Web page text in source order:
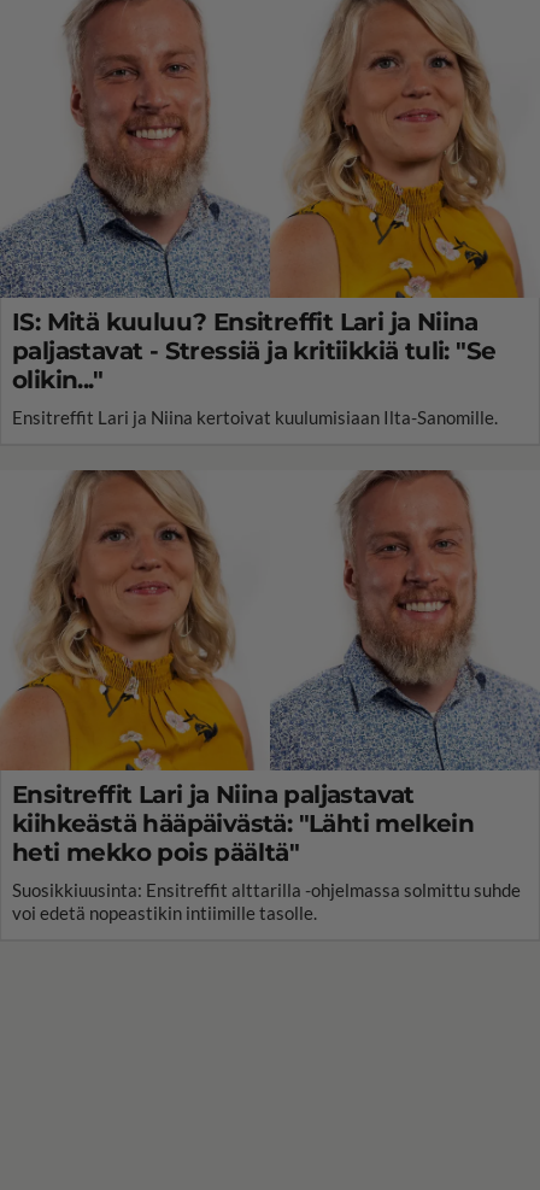
IS: Mitä kuuluu? Ensitreffit Lari ja Niina
paljastavat - Stressiä ja kritiikkiä tuli: "Se
olikin..."
Ensitreffit Lari ja Niina kertoivat kuulumisiaan Ilta-Sanomille.
Ensitreffit Lari ja Niina paljastavat
kiihkeästä hääpäivästä: "Lähti melkein
heti mekko pois päältä"
Suosikkiuusinta: Ensitreffit alttarilla -ohjelmassa solmittu suhde
voi edetä nopeastikin intiimille tasolle.